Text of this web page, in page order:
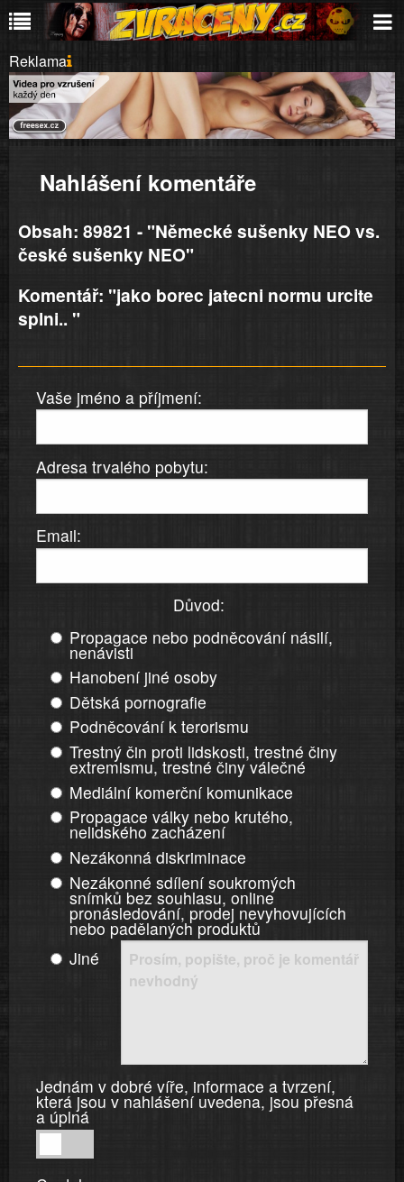
Reklama
Nahlášení komentáře
Obsah: 89821 - "Německé sušenky NEO vs.
české sušenky NEO"
Komentář: "jako borec jatecni normu urcite
splni.. "
Vaše jméno a příjmení:
Adresa trvalého pobytu:
Email:
Důvod:
Propagace nebo podněcování násilí,
nenávisti
Hanobení jiné osoby
Dětská pornografie
Podněcování k terorismu
Trestný čin proti lidskosti, trestné činy
extremismu, trestné činy válečné
Mediální komerční komunikace
Propagace války nebo krutého,
nelidského zacházení
Nezákonná diskriminace
Nezákonné sdílení soukromých
snímků bez souhlasu, online
pronásledování, prodej nevyhovujících
nebo padělaných produktů
Jiné
Jednám v dobré víře, informace a tvrzení,
která jsou v nahlášení uvedena, jsou přesná
a úplná
v